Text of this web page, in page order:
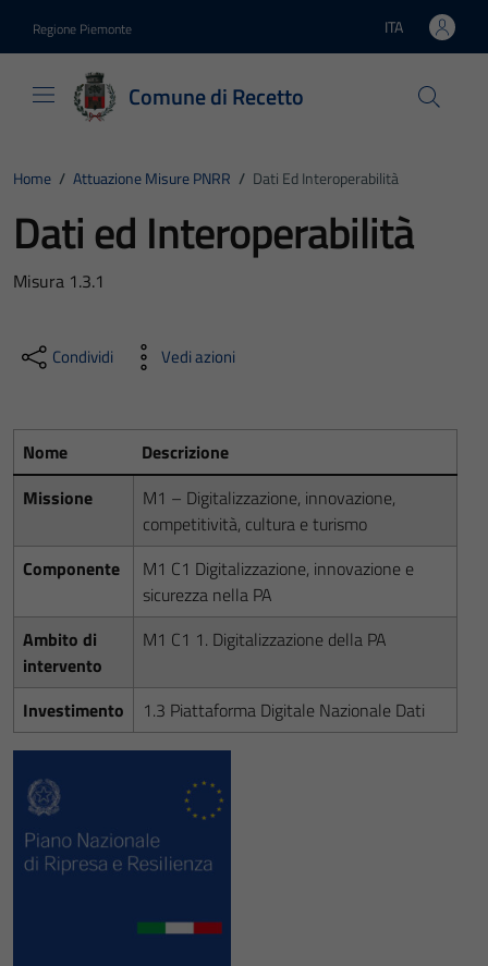
Regione Piemonte Lingua attiva:
ITA
Comune di Recetto
Home / Attuazione Misure PNRR / Dati Ed Interoperabilità
Dati ed Interoperabilità
Misura 1.3.1
Condividi Vedi azioni
Nome
Descrizione
Missione
M1 – Digitalizzazione, innovazione,
competitività, cultura e turismo
Componente
M1 C1 Digitalizzazione, innovazione e
sicurezza nella PA
Ambito di
intervento
M1 C1 1. Digitalizzazione della PA
Investimento 1.3 Piattaforma Digitale Nazionale Dati